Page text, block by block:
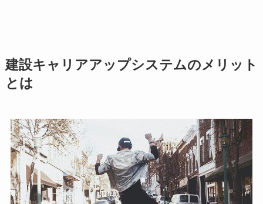
建設キャリアアップシステムのメリット
とは